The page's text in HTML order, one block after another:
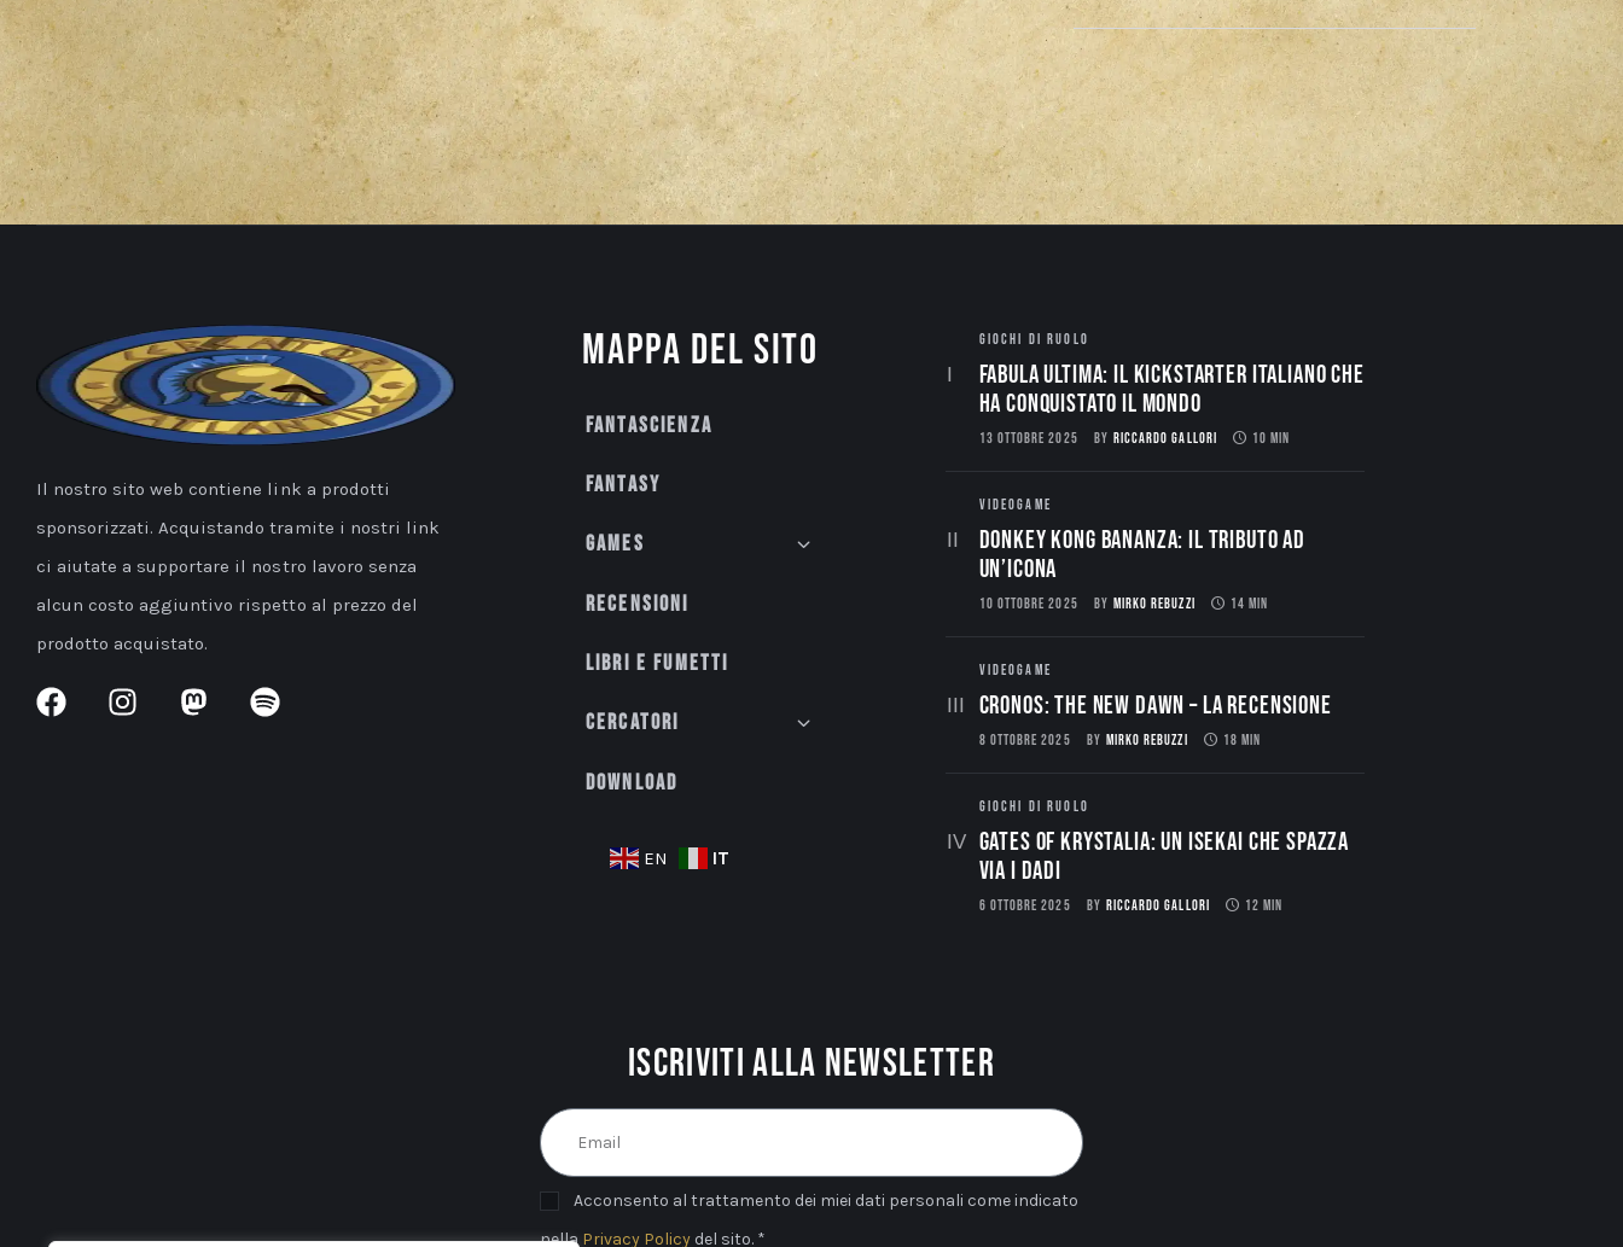
Il nostro sito web contiene link a prodotti
sponsorizzati. Acquistando tramite i nostri link
ci aiutate a supportare il nostro lavoro senza
alcun costo aggiuntivo rispetto al prezzo del
prodotto acquistato.
Mappa del sito
Fantascienza
Fantasy
Games
Recensioni
Libri e fumetti
Cercatori
Download
EN IT
GIOCHI DI RUOLO
Fabula Ultima: il Kickstarter italiano che
ha conquistato il mondo
13 OTTOBRE 2025 BY RICCARDO GALLORI 10 MIN
VIDEOGAME
Donkey Kong Bananza: Il Tributo ad
un’Icona
10 OTTOBRE 2025 BY MIRKO REBUZZI 14 MIN
VIDEOGAME
CRONOS: THE NEW DAWN – La Recensione
8 OTTOBRE 2025 BY MIRKO REBUZZI 18 MIN
GIOCHI DI RUOLO
Gates of Krystalia: Un Isekai che spazza
via i dadi
6 OTTOBRE 2025 BY RICCARDO GALLORI 12 MIN
Iscriviti alla newsletter
Acconsento al trattamento dei miei dati personali come indicato
nella Privacy Policy del sito. *